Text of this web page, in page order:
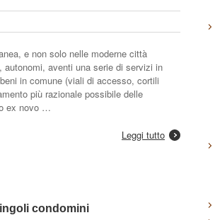
e non solo nelle moderne città
aventi una serie di servizi in
in comune (viali di accesso, cortili
più razionale possibile delle
ex novo …
Leggi tutto
condomini